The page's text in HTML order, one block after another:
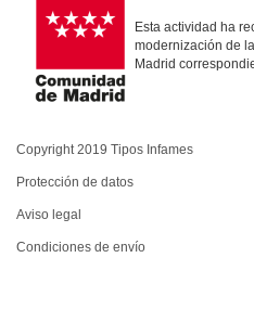
Esta actividad ha
modernización de
Madrid
Copyright 2019 Tipos Infames
Protección de datos
Aviso legal
Condiciones de envío